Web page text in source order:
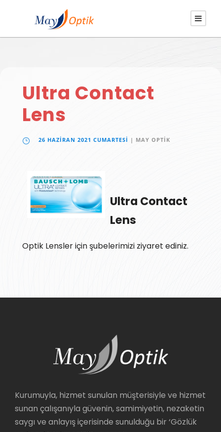
Ultra Contact
Lens
26 HAZIRAN 2021 CUMARTESI | MAY OPTIK
Ultra Contact
Lens
Optik Lensler için şubelerimizi ziyaret ediniz.
Kurumuyla, hizmet sunulan müşterisiyle ve hizmet
sunan çalışanıyla güvenin, samimiyetin, nezaketin
saygı ve anlayış içerisinde sunulduğu bir ‘Gözlük